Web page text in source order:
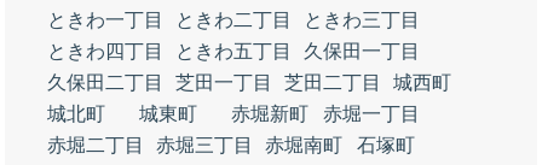
ときわ一丁目
ときわ二丁目
ときわ三丁目
ときわ四丁目
ときわ五丁目
久保田一丁目
久保田二丁目
芝田一丁目 芝田二丁目
城西町
城北町
城東町 赤堀新町
赤堀一丁目
赤堀二丁目
赤堀三丁目 赤堀南町
石塚町